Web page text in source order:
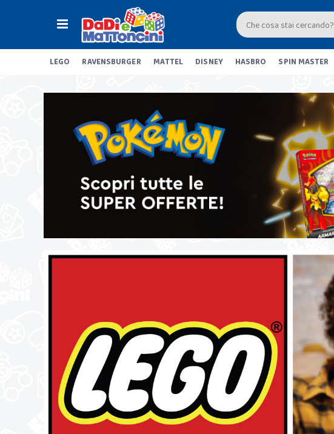
LEGO RAVENSBURGER MATTEL DISNEY HASBRO SPIN MASTER